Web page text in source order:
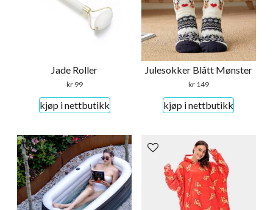
Jade Roller
kr99
kjøp i nettbutikk
Julesokker Blått Mønster
kr149
kjøp i nettbutikk